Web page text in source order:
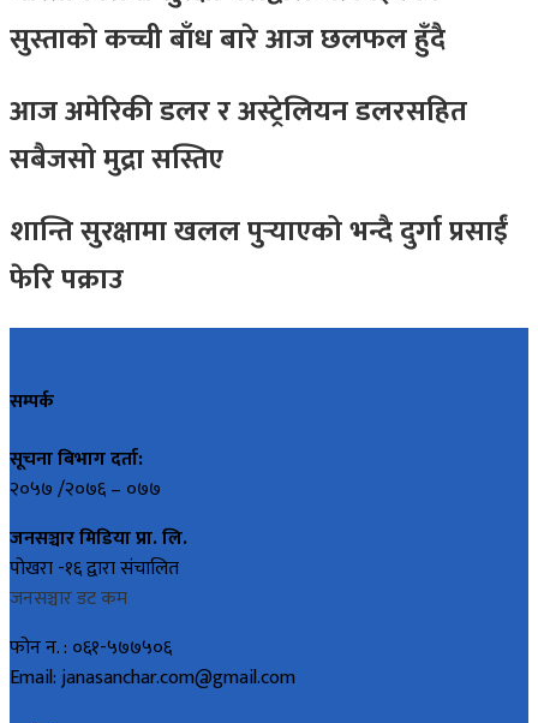
सुस्ताको कच्ची बाँध बारे आज छलफल हुँदै
आज अमेरिकी डलर र अस्ट्रेलियन डलरसहित
सबैजसो मुद्रा सस्तिए
शान्ति सुरक्षामा खलल पुर्‍याएको भन्दै दुर्गा प्रसाईं
फेरि पक्राउ
सम्पर्क
सूचना बिभाग दर्ता:
२०५७ /२०७६ – ०७७
जनसञ्चार मिडिया प्रा. लि.
पोखरा -१६ द्वारा संचालित
जनसञ्चार डट कम
फोन न. : ०६१-५७७५०६
Email: janasanchar.com@gmail.com